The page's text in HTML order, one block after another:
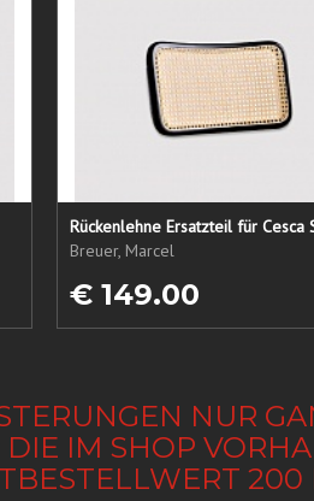
Rückenlehne Ersatzteil für Cesca
Breuer, Marcel
€ 149.00
NUR
IM SHOP